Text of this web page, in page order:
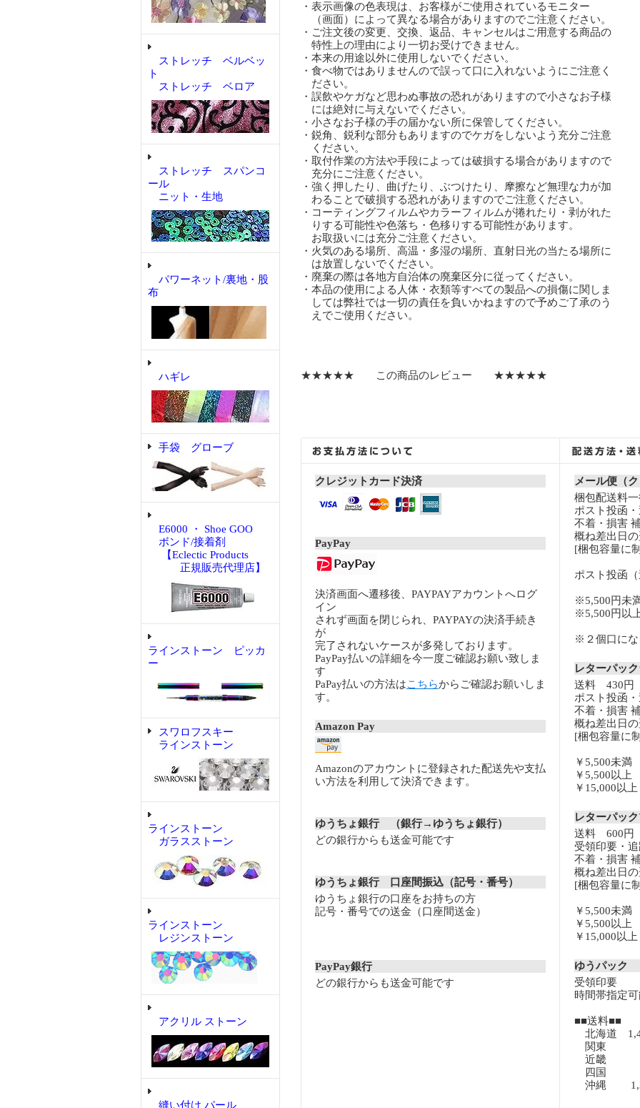
ストレッチ ベルベッ
ト
ストレッチ ベロア
ストレッチ スパンコ
ール
ニット・生地
パワーネット/裏地・股
布
ハギレ
手袋 グローブ
E6000 ・ Shoe GOO
ボンド/接着剤
【Eclectic Products
正規販売代理店】
ラインストーン ピッカ
ー
スワロフスキー
ラインストーン
ラインストーン
ガラスストーン
ラインストーン
レジンストーン
アクリル ストーン
縫い付け パール
・表示画像の色表現は、お客様がご使用されているモニター
（画面）によって異なる場合がありますのでご注意ください。
・ご注文後の変更、交換、返品、キャンセルはご用意する商品の
特性上の理由により一切お受けできません。
・本来の用途以外に使用しないでください。
・食べ物ではありませんので誤って口に入れないようにご注意く
ださい。
・誤飲やケガなど思わぬ事故の恐れがありますので小さなお子様
には絶対に与えないでください。
・小さなお子様の手の届かない所に保管してください。
・鋭角、鋭利な部分もありますのでケガをしないよう充分ご注意
ください。
・取付作業の方法や手段によっては破損する場合がありますので
充分にご注意ください。
・強く押したり、曲げたり、ぶつけたり、摩擦など無理な力が加
わることで破損する恐れがありますのでご注意ください。
・コーティングフィルムやカラーフィルムが捲れたり・剥がれた
りする可能性や色落ち・色移りする可能性があります。
お取扱いには充分ご注意ください。
・火気のある場所、高温・多湿の場所、直射日光の当たる場所に
は放置しないでください。
・廃棄の際は各地方自治体の廃棄区分に従ってください。
・本品の使用による人体・衣類等すべての製品への損傷に関しま
しては弊社では一切の責任を負いかねますので予めご了承のう
えでご使用ください。
★★★★★ この商品のレビュー ★★★★★
クレジットカード決済
PayPay
決済画面へ遷移後、PAYPAYアカウントへログ
イン
されず画面を閉じられ、PAYPAYの決済手続き
が
完了されないケースが多発しております。
PayPay払いの詳細を今一度ご確認お願い致しま
す
PaPay払いの方法はこちらからご確認お願いしま
す。
Amazon Pay
Amazonのアカウントに登録された配送先や支払
い方法を利用して決済できます。
ゆうちょ銀行 （銀行→ゆうちょ銀行）
どの銀行からも送金可能です
ゆうちょ銀行 口座間振込（記号・番号）
ゆうちょ銀行の口座をお持ちの方
記号・番号での送金（口座間送金）
PayPay銀行
どの銀行からも送金可能です
メール便（
梱包配送料
ポスト投函
不着・損害
概ね差出日
[梱包容量に
ポスト投函（
※5,500円未
※5,500円以
※２個口にな
レターパッ
送料 430円
ポスト投函
不着・損害
概ね差出日
[梱包容量に
￥5,500未
￥5,500以
￥15,000以
レターパッ
送料 600円
受領印要・
不着・損害
概ね差出日
[梱包容量に
￥5,500未
￥5,500以
￥15,000以
ゆうパック
受領印要
時間帯指定
■■送料■■
北海道
関東
近畿
四国
沖縄